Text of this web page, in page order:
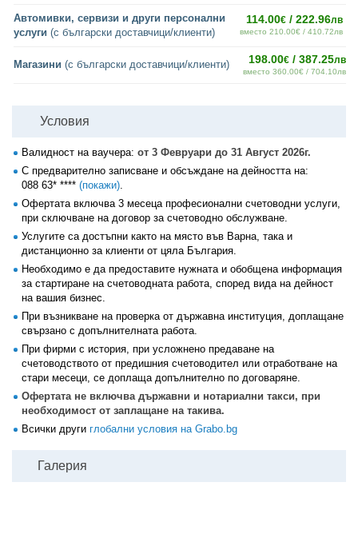
Автомивки, сервизи и други персонални
услуги (с български доставчици/клиенти)
114.00€ / 222.96лв
вместо 210.00€ / 410.72лв
Магазини (с български доставчици/клиенти) 198.00€ / 387.25лв
вместо 360.00€ / 704.10лв
Условия
Валидност на ваучера: от 3 Февруари до 31 Август 2026г.
С предварително записване и обсъждане на дейността на:
088 63* **** (покажи).
Офертата включва 3 месеца професионални счетоводни услуги,
при сключване на договор за счетоводно обслужване.
Услугите са достъпни както на място във Варна, така и
дистанционно за клиенти от цяла България.
Необходимо е да предоставите нужната и обобщена информация
за стартиране на счетоводната работа, според вида на дейност
на вашия бизнес.
При възникване на проверка от държавна институция, доплащане
свързано с допълнителната работа.
При фирми с история, при усложнено предаване на
счетоводството от предишния счетоводител или отработване на
стари месеци, се доплаща допълнително по договаряне.
Офертата не включва държавни и нотариални такси, при
необходимост от заплащане на такива.
Всички други глобални условия на Grabo.bg
Галерия